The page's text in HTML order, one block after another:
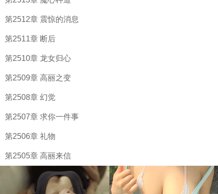
第2512章 震惊的消息
第2511章 断后
第2510章 龙女归心
第2509章 高丽之变
第2508章 幻觉
第2507章 求你一件事
第2506章 礼物
第2505章 高丽来信